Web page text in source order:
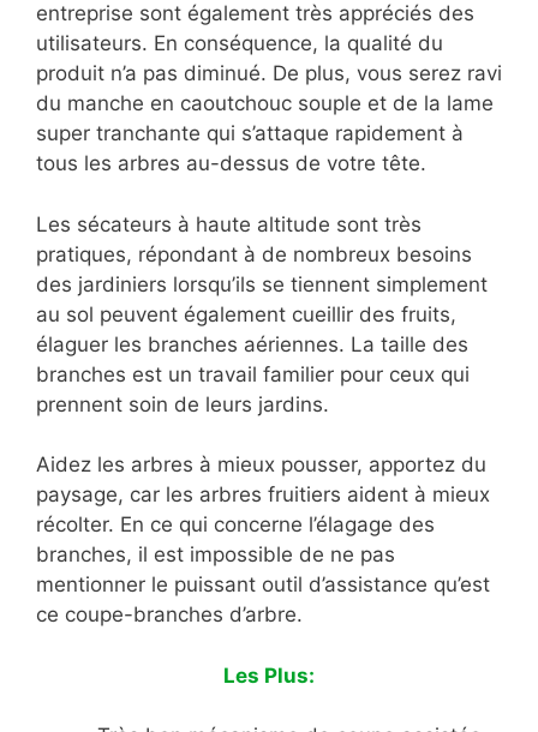
entreprise sont également très appréciés des
utilisateurs. En conséquence, la qualité du
produit n’a pas diminué. De plus, vous serez ravi
du manche en caoutchouc souple et de la lame
super tranchante qui s’attaque rapidement à
tous les arbres au-dessus de votre tête.
Les sécateurs à haute altitude sont très
pratiques, répondant à de nombreux besoins
des jardiniers lorsqu’ils se tiennent simplement
au sol peuvent également cueillir des fruits,
élaguer les branches aériennes. La taille des
branches est un travail familier pour ceux qui
prennent soin de leurs jardins.
Aidez les arbres à mieux pousser, apportez du
paysage, car les arbres fruitiers aident à mieux
récolter. En ce qui concerne l’élagage des
branches, il est impossible de ne pas
mentionner le puissant outil d’assistance qu’est
ce coupe-branches d’arbre.
Les Plus: